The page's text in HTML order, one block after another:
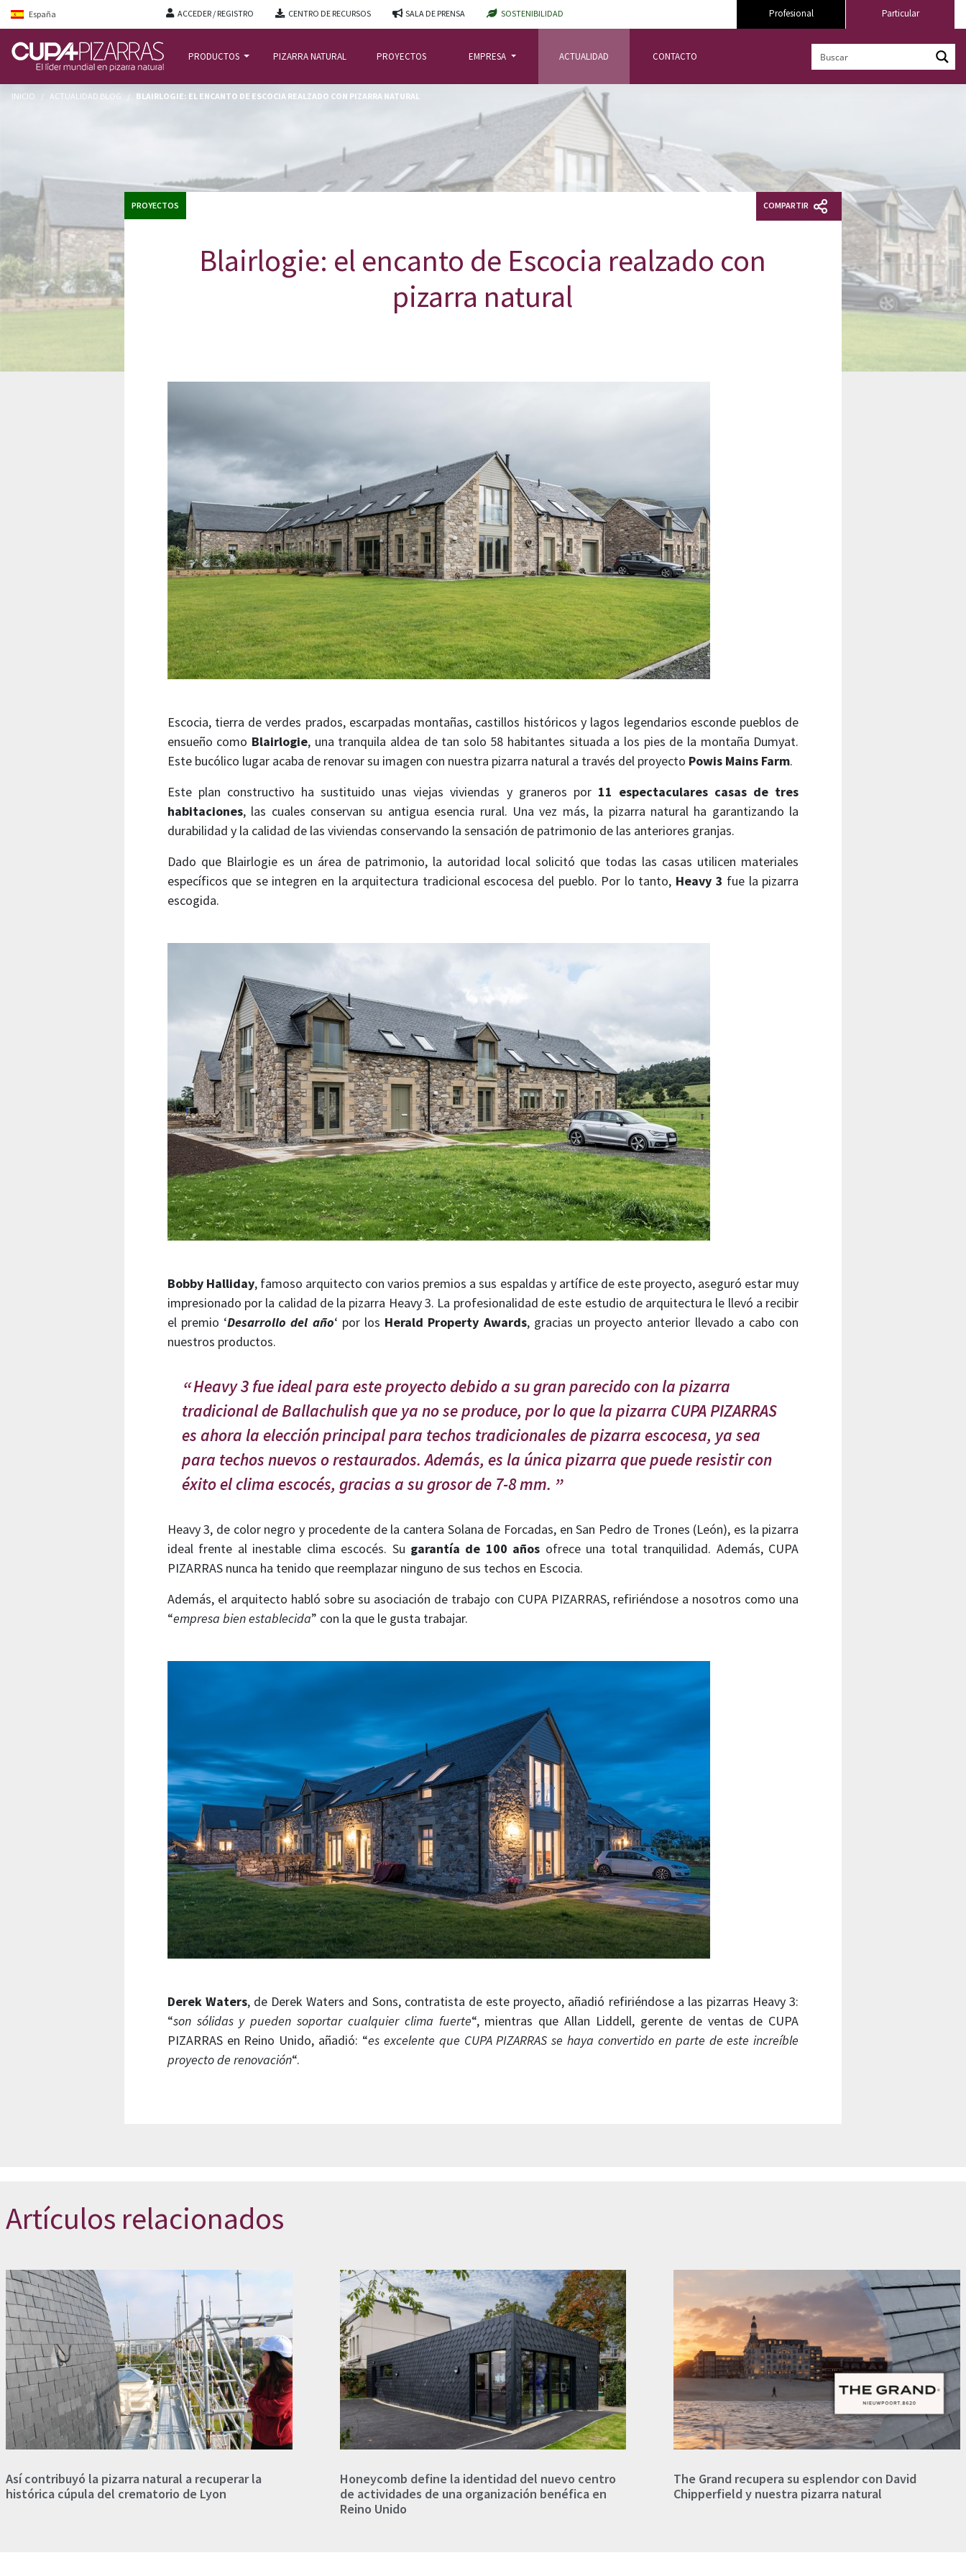
España ACCEDER / REGISTRO CENTRO DE RECURSOS SALA DE PRENSA SOSTENIBILIDAD Particular
Profesional
PRODUCTOS PIZARRA NATURAL PROYECTOS EMPRESA ACTUALIDAD CONTACTO
INICIO / ACTUALIDAD BLOG / BLAIRLOGIE: EL ENCANTO DE ESCOCIA REALZADO CON PIZARRA NATURAL
PROYECTOS COMPARTIR
Blairlogie: el encanto de Escocia realzado con
pizarra natural
Escocia, tierra de verdes prados, escarpadas montañas, castillos históricos y lagos legendarios esconde pueblos de
ensueño como Blairlogie, una tranquila aldea de tan solo 58 habitantes situada a los pies de la montaña Dumyat.
Este bucólico lugar acaba de renovar su imagen con nuestra pizarra natural a través del proyecto Powis Mains Farm.
Este plan constructivo ha sustituido unas viejas viviendas y graneros por 11 espectaculares casas de tres
habitaciones, las cuales conservan su antigua esencia rural. Una vez más, la pizarra natural ha garantizando la
durabilidad y la calidad de las viviendas conservando la sensación de patrimonio de las anteriores granjas.
Dado que Blairlogie es un área de patrimonio, la autoridad local solicitó que todas las casas utilicen materiales
específicos que se integren en la arquitectura tradicional escocesa del pueblo. Por lo tanto, Heavy 3 fue la pizarra
escogida.
Bobby Halliday, famoso arquitecto con varios premios a sus espaldas y artífice de este proyecto, aseguró estar muy
impresionado por la calidad de la pizarra Heavy 3. La profesionalidad de este estudio de arquitectura le llevó a recibir
el premio ‘Desarrollo del año‘ por los Herald Property Awards, gracias un proyecto anterior llevado a cabo con
nuestros productos.
Heavy 3 fue ideal para este proyecto debido a su gran parecido con la pizarra
tradicional de Ballachulish que ya no se produce, por lo que la pizarra CUPA PIZARRAS
es ahora la elección principal para techos tradicionales de pizarra escocesa, ya sea
para techos nuevos o restaurados. Además, es la única pizarra que puede resistir con
éxito el clima escocés, gracias a su grosor de 7-8 mm.
Heavy 3, de color negro y procedente de la cantera Solana de Forcadas, en San Pedro de Trones (León), es la pizarra
ideal frente al inestable clima escocés. Su garantía de 100 años ofrece una total tranquilidad. Además, CUPA
PIZARRAS nunca ha tenido que reemplazar ninguno de sus techos en Escocia.
Además, el arquitecto habló sobre su asociación de trabajo con CUPA PIZARRAS, refiriéndose a nosotros como una
“empresa bien establecida” con la que le gusta trabajar.
Derek Waters, de Derek Waters and Sons, contratista de este proyecto, añadió refiriéndose a las pizarras Heavy 3:
“son sólidas y pueden soportar cualquier clima fuerte“, mientras que Allan Liddell, gerente de ventas de CUPA
PIZARRAS en Reino Unido, añadió: “es excelente que CUPA PIZARRAS se haya convertido en parte de este increíble
proyecto de renovación“.
Artículos relacionados
Así contribuyó la pizarra natural a recuperar la
histórica cúpula del crematorio de Lyon
Honeycomb define la identidad del nuevo centro
de actividades de una organización benéfica en
Reino Unido
The Grand recupera su esplendor con David
Chipperfield y nuestra pizarra natural